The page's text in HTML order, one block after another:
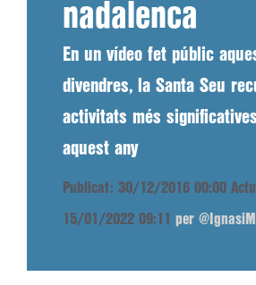
nadalenca
En un vídeo fet públic
divendres, la Santa Seu
activitats més
aquest any
Publicat: 30/12/2016 00:00
15/01/2022 09:11 per